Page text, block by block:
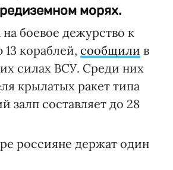
морях.
боевое дежурство к
кораблей, сообщили в
силах ВСУ. Среди них
крылатых ракет типа
залп составляет до 28
россияне держат один